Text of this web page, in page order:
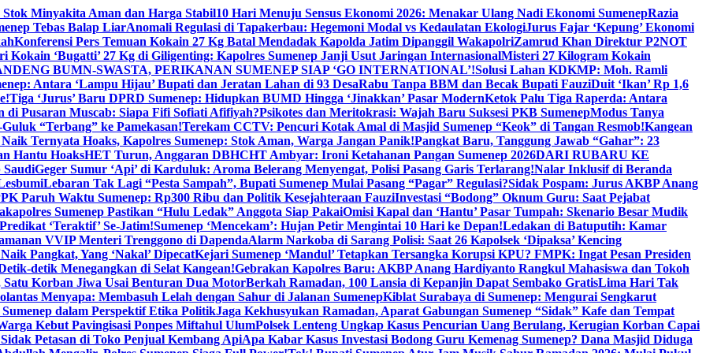
Stok Minyakita Aman dan Harga Stabil10 Hari Menuju Sensus Ekonomi 2026: Menakar Ulang Nadi Ekonomi SumenepRazia
Tebas Balap LiarAnomali Regulasi di Tapakerbau: Hegemoni Modal vs Kedaulatan EkologiJurus Fajar ‘Kepung’ Ekonomi
Konferensi Pers Temuan Kokain 27 Kg Batal Mendadak Kapolda Jatim Dipanggil WakapolriZamrud Khan Direktur P2NOT
Kokain ‘Bugatti’ 27 Kg di Giligenting: Kapolres Sumenep Janji Usut Jaringan InternasionalMisteri 27 Kilogram Kokain
BUMN-SWASTA, PERIKANAN SUMENEP SIAP ‘GO INTERNATIONAL’!Solusi Lahan KDKMP: Moh. Ramli
Antara ‘Lampu Hijau’ Bupati dan Jeratan Lahan di 93 DesaRabu Tanpa BBM dan Becak Bupati FauziDuit ‘Ikan’ Rp 1,6
Tiga ‘Jurus’ Baru DPRD Sumenep: Hidupkan BUMD Hingga ‘Jinakkan’ Pasar ModernKetok Palu Tiga Raperda: Antara
di Pusaran Muscab: Siapa Fifi Sofiati Afifiyah?Psikotes dan Meritokrasi: Wajah Baru Suksesi PKB SumenepModus Tanya
“Terbang” ke Pamekasan!Terekam CCTV: Pencuri Kotak Amal di Masjid Sumenep “Keok” di Tangan Resmob!Kangean
Ternyata Hoaks, Kapolres Sumenep: Stok Aman, Warga Jangan Panik!Pangkat Baru, Tanggung Jawab “Gahar”: 23
Hantu HoaksHET Turun, Anggaran DBHCHT Ambyar: Ironi Ketahanan Pangan Sumenep 2026DARI RUBARU KE
SaudiGeger Sumur ‘Api’ di Karduluk: Aroma Belerang Menyengat, Polisi Pasang Garis Terlarang!Nalar Inklusif di Beranda
Lebaran Tak Lagi “Pesta Sampah”, Bupati Sumenep Mulai Pasang “Pagar” Regulasi?Sidak Pospam: Jurus AKBP Anang
Paruh Waktu Sumenep: Rp300 Ribu dan Politik Kesejahteraan FauziInvestasi “Bodong” Oknum Guru: Saat Pejabat
Sumenep Pastikan “Hulu Ledak” Anggota Siap PakaiOmisi Kapal dan ‘Hantu’ Pasar Tumpah: Skenario Besar Mudik
‘Teraktif’ Se-Jatim!Sumenep ‘Mencekam’: Hujan Petir Mengintai 10 Hari ke Depan!Ledakan di Batuputih: Kamar
VVIP Menteri Trenggono di DapendaAlarm Narkoba di Sarang Polisi: Saat 26 Kapolsek ‘Dipaksa’ Kencing
Pangkat, Yang ‘Nakal’ DipecatKejari Sumenep ‘Mandul’ Tetapkan Tersangka Korupsi KPU? FMPK: Ingat Pesan Presiden
detik Menegangkan di Selat Kangean!Gebrakan Kapolres Baru: AKBP Anang Hardiyanto Rangkul Mahasiswa dan Tokoh
Korban Jiwa Usai Benturan Dua MotorBerkah Ramadan, 100 Lansia di Kepanjin Dapat Sembako GratisLima Hari Tak
Menyapa: Membasuh Lelah dengan Sahur di Jalanan SumenepKiblat Surabaya di Sumenep: Mengurai Sengkarut
dalam Perspektif Etika PolitikJaga Kekhusyukan Ramadan, Aparat Gabungan Sumenep “Sidak” Kafe dan Tempat
Kebut Pavingisasi Ponpes Miftahul UlumPolsek Lenteng Ungkap Kasus Pencurian Uang Berulang, Kerugian Korban Capai
Petasan di Toko Penjual Kembang ApiApa Kabar Kasus Investasi Bodong Guru Kemenag Sumenep? Dana Masjid Diduga